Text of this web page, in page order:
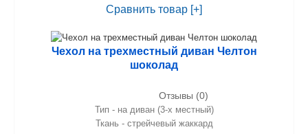
Сравнить товар [+]
Чехол на трехместный диван Челтон
шоколад
Отзывы (0)
Тип - на диван (3-х местный)
Ткань - стрейчевый жаккард